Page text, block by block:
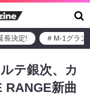
長決定! # M-1グラン
テ銀次、カ
RANGE新曲